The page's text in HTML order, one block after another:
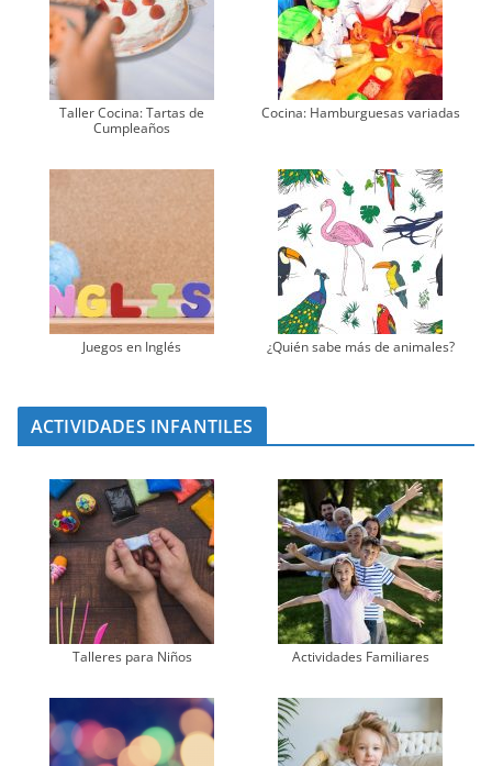
Taller Cocina: Tartas de
Cumpleaños
Cocina: Hamburguesas variadas
Juegos en Inglés ¿Quién sabe más de animales?
ACTIVIDADES INFANTILES
Talleres para Niños Actividades Familiares